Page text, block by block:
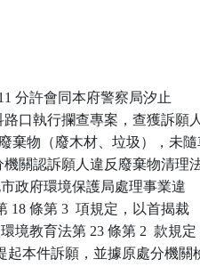
分許會同本府警察局汐止
口執行攔查專案，查獲訴願
棄物（廢木材、垃圾），未隨
關認訴願人違反廢棄物清理
政府環境保護局處理事業違
18 條第 3  項規定，以首揭裁
境教育法第 23 條第 2  款規定
起本件訴願，並據原處分機關